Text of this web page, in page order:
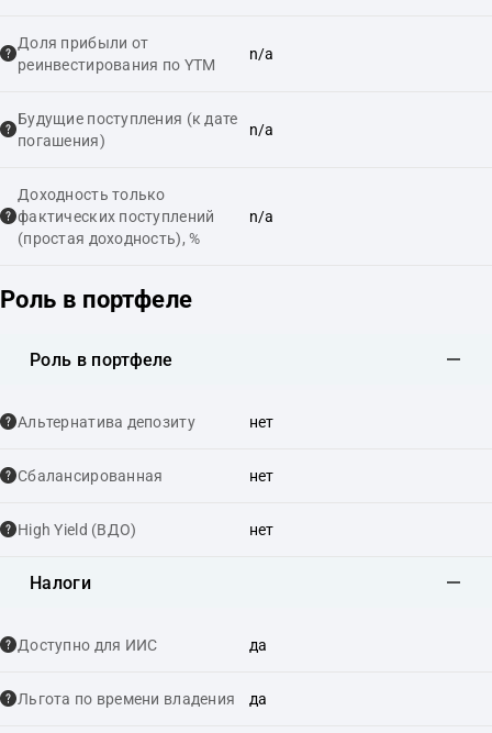
Доля прибыли от
реинвестирования по YTM
n/a
Будущие поступления (к дате
погашения)
n/a
Доходность только
фактических поступлений
(простая доходность), %
n/a
Роль в портфеле
Роль в портфеле
Альтернатива депозиту нет
Сбалансированная нет
High Yield (ВДО) нет
Налоги
Доступно для ИИС да
Льгота по времени владения да